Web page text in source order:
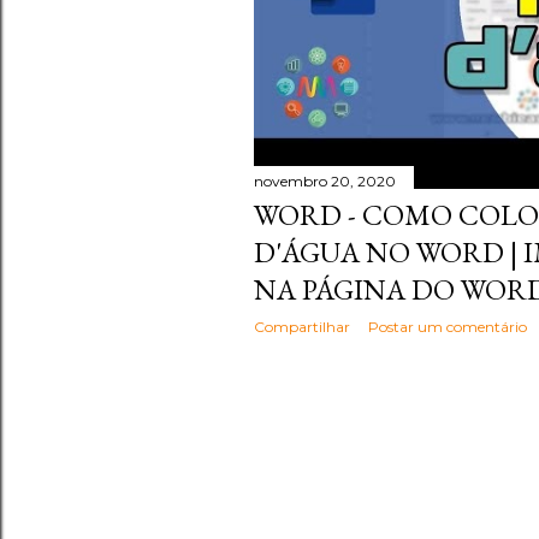
novembro 20, 2020
WORD - COMO
D'ÁGUA NO WORD |
NA PÁGINA DO
Compartilhar Postar um comentário